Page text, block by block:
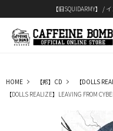
【旧SQUIDARMY】 /
HOME 【邦】CD
【DOLLS
【DOLLS REALIZE】LEAVING FROM